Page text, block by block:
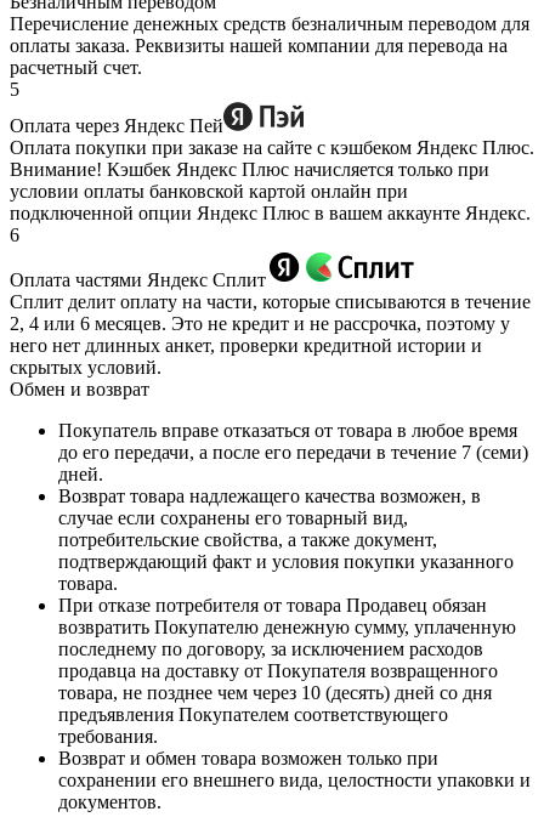
Перечисление денежных средств безналичным переводом для
оплаты заказа. Реквизиты нашей компании для перевода на
расчетный счет.
5
Оплата через Яндекс Пей
Оплата покупки при заказе на сайте с кэшбеком Яндекс Плюс.
Внимание! Кэшбек Яндекс Плюс начисляется только при
условии оплаты банковской картой онлайн при
подключенной опции Яндекс Плюс в вашем аккаунте Яндекс.
6
Оплата частями Яндекс Сплит
Сплит делит оплату на части, которые списываются в течение
2, 4 или 6 месяцев. Это не кредит и не рассрочка, поэтому у
него нет длинных анкет, проверки кредитной истории и
скрытых условий.
Обмен и возврат
Покупатель вправе отказаться от товара в любое время
до его передачи, а после его передачи в течение 7 (семи)
дней.
Возврат товара надлежащего качества возможен, в
случае если сохранены его товарный вид,
потребительские свойства, а также документ,
подтверждающий факт и условия покупки указанного
товара.
При отказе потребителя от товара Продавец обязан
возвратить Покупателю денежную сумму, уплаченную
последнему по договору, за исключением расходов
продавца на доставку от Покупателя возвращенного
товара, не позднее чем через 10 (десять) дней со дня
предъявления Покупателем соответствующего
требования.
Возврат и обмен товара возможен только при
сохранении его внешнего вида, целостности упаковки и
документов.